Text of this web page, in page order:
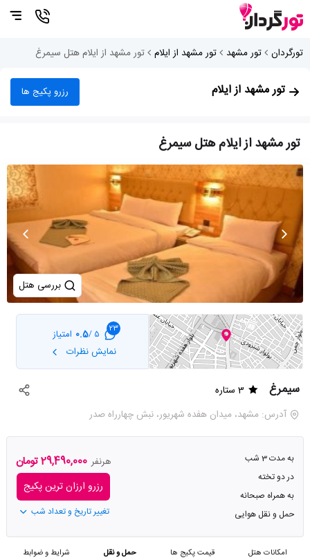
تورگردان تور مشهد تور مشهد از ایلام تور مشهد از ایلام هتل سیمرغ
تور مشهد از ایلام رزرو پکیج ها
تور مشهد از ایلام هتل سیمرغ
بررسی هتل
23
5 /
0.5 امتیاز
نمایش نظرات
سیمرغ
3 ستاره
آدرس: مشهد، میدان هفده شهریور، نبش چهارراه صدر
به مدت 3 شب
در دو تخته
به همراه صبحانه
حمل و نقل هوایی
هرنفر 29,490,000 تومان
رزرو ارزان ترین پکیج
تغییر تاریخ و تعداد شب
امکانات هتل قیمت پکیج ها حمل و نقل شرایط و ضوابط